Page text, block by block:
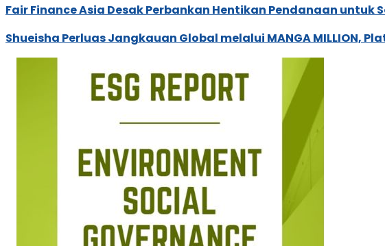
Fair Finance Asia Desak Perbankan Hentikan Pendanaan untuk
Shueisha Perluas Jangkauan Global melalui MANGA MILLION,